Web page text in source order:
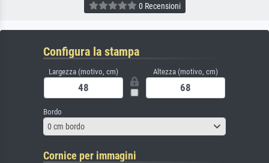
0 Recensioni
Configura la stampa
Largezza (motivo, cm) Altezza (motivo, cm)
Bordo
0 cm bordo
Cornice per immagini